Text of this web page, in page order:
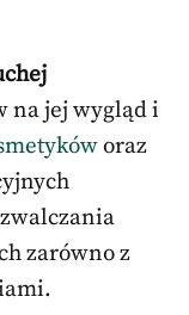
na jej wygląd i
oraz
zarówno z